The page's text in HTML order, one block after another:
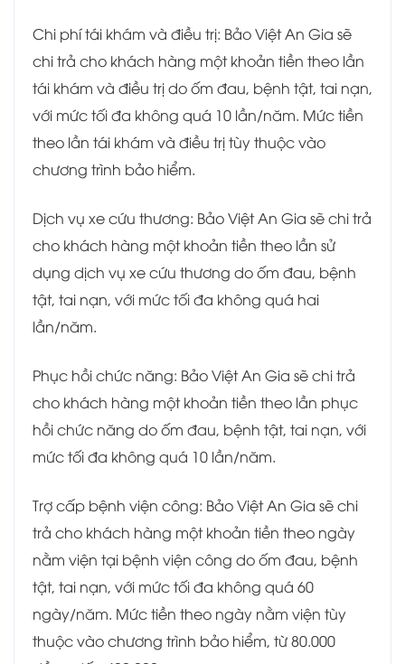
Chi phí tái khám và điều trị: Bảo Việt An Gia sẽ
chi trả cho khách hàng một khoản tiền theo lần
tái khám và điều trị do ốm đau, bệnh tật, tai nạn,
với mức tối đa không quá 10 lần/năm. Mức tiền
theo lần tái khám và điều trị tùy thuộc vào
chương trình bảo hiểm.
Dịch vụ xe cứu thương: Bảo Việt An Gia sẽ chi trả
cho khách hàng một khoản tiền theo lần sử
dụng dịch vụ xe cứu thương do ốm đau, bệnh
tật, tai nạn, với mức tối đa không quá hai
lần/năm.
Phục hồi chức năng: Bảo Việt An Gia sẽ chi trả
cho khách hàng một khoản tiền theo lần phục
hồi chức năng do ốm đau, bệnh tật, tai nạn, với
mức tối đa không quá 10 lần/năm.
Trợ cấp bệnh viện công: Bảo Việt An Gia sẽ chi
trả cho khách hàng một khoản tiền theo ngày
nằm viện tại bệnh viện công do ốm đau, bệnh
tật, tai nạn, với mức tối đa không quá 60
ngày/năm. Mức tiền theo ngày nằm viện tùy
thuộc vào chương trình bảo hiểm, từ 80.000